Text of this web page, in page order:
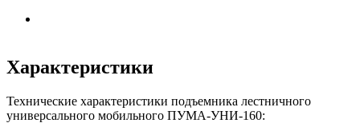
Характеристики
Технические характеристики подъемника лестничного
универсального мобильного ПУМА-УНИ-160: